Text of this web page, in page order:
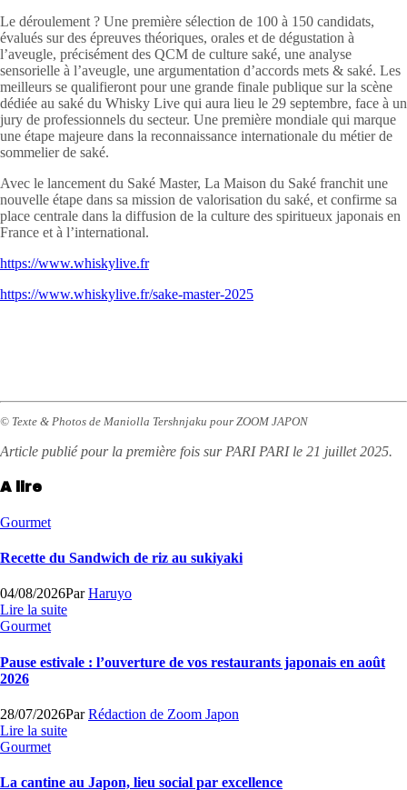
Le déroulement ? Une première sélection de 100 à 150 candidats,
évalués sur des épreuves théoriques, orales et de dégustation à
l’aveugle, précisément des QCM de culture saké, une analyse
sensorielle à l’aveugle, une argumentation d’accords mets & saké. Les
meilleurs se qualifieront pour une grande finale publique sur la scène
dédiée au saké du Whisky Live qui aura lieu le 29 septembre, face à un
jury de professionnels du secteur. Une première mondiale qui marque
une étape majeure dans la reconnaissance internationale du métier de
sommelier de saké.
Avec le lancement du Saké Master, La Maison du Saké franchit une
nouvelle étape dans sa mission de valorisation du saké, et confirme sa
place centrale dans la diffusion de la culture des spiritueux japonais en
France et à l’international.
https://www.whiskylive.fr
https://www.whiskylive.fr/sake-master-2025
© Texte & Photos de Maniolla Tershnjaku pour ZOOM JAPON
Article publié pour la première fois sur PARI PARI le 21 juillet 2025.
A lire
Gourmet
Recette du Sandwich de riz au sukiyaki
04/08/2026Par Haruyo
Lire la suite
Gourmet
Pause estivale : l’ouverture de vos restaurants japonais en août
2026
28/07/2026Par Rédaction de Zoom Japon
Lire la suite
Gourmet
La cantine au Japon, lieu social par excellence